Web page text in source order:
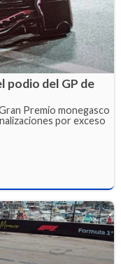
podio del GP de
Premio monegasco
por exceso